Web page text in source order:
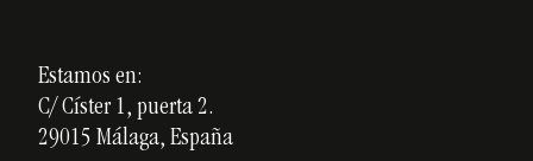
Cerámica personalizada
Opiniones
Política de Privacidad
Política de Cookies
Estamos en:
C/ Císter 1, puerta 2.
29015 Málaga, España